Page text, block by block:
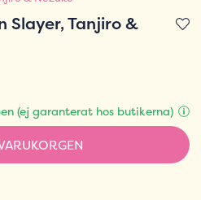
Slayer, Tanjiro &
(ej garanterat hos butikerna)